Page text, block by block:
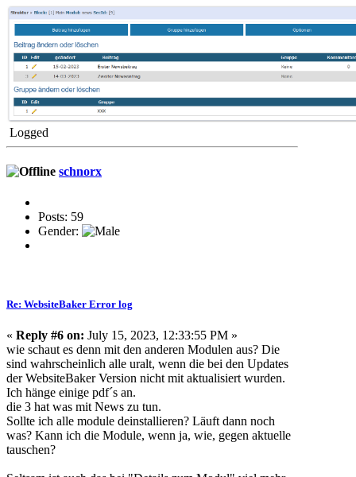
Logged
schnorx
Posts: 59
Gender:
Re: WebsiteBaker Error log
« Reply #6 on: July 15, 2023, 12:33:55 PM »
wie schaut es denn mit den anderen Modulen aus? Die
sind wahrscheinlich alle uralt, wenn die bei den Updates
der WebsiteBaker Version nicht mit aktualisiert wurden.
Ich hänge einige pdf´s an.
die 3 hat was mit News zu tun.
Sollte ich alle module deinstallieren? Läuft dann noch
was? Kann ich die Module, wenn ja, wie, gegen aktuelle
tauschen?